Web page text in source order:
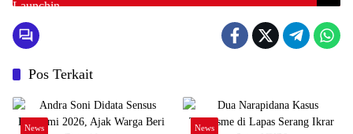
Pos Terkait
News News